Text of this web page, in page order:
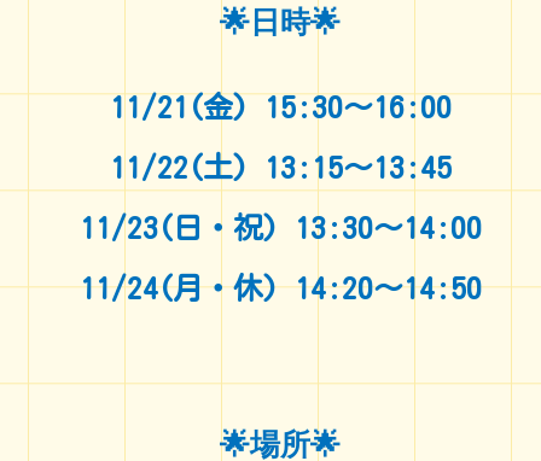
🌟日時🌟
11/21(金) 15:30～16:00
11/22(土) 13:15～13:45
11/23(日・祝) 13:30～14:00
11/24(月・休) 14:20～14:50
🌟場所🌟